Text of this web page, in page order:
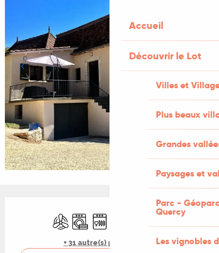
Accueil
Découvrir le Lot
Villes et
Plus beaux
Grandes
Paysages et
Parc -
Quercy
Les vignobles
Ouverture et coordonnées
Air conditionné
Lave lingeLave vaisselle Parking
+ 31 autre(s) prestation(s)